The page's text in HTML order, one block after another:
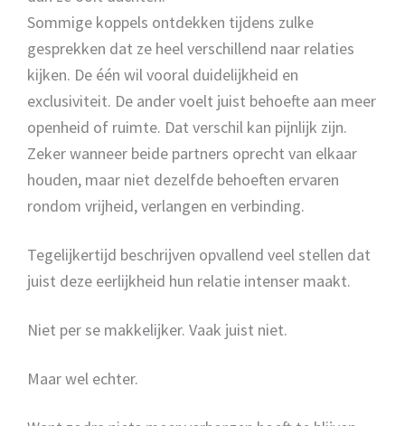
Sommige koppels ontdekken tijdens zulke
gesprekken dat ze heel verschillend naar relaties
kijken. De één wil vooral duidelijkheid en
exclusiviteit. De ander voelt juist behoefte aan meer
openheid of ruimte. Dat verschil kan pijnlijk zijn.
Zeker wanneer beide partners oprecht van elkaar
houden, maar niet dezelfde behoeften ervaren
rondom vrijheid, verlangen en verbinding.
Tegelijkertijd beschrijven opvallend veel stellen dat
juist deze eerlijkheid hun relatie intenser maakt.
Niet per se makkelijker. Vaak juist niet.
Maar wel echter.